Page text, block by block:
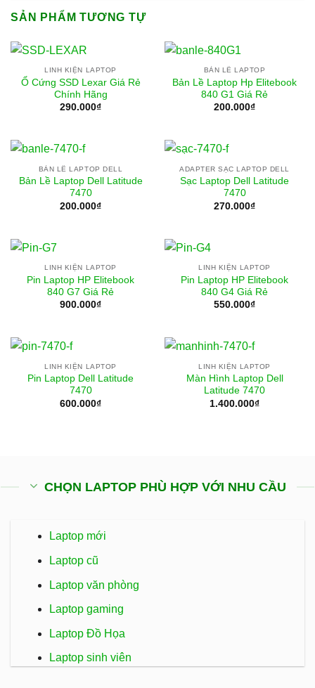
SẢN PHẨM TƯƠNG TỰ
LINH KIỆN LAPTOP
Ổ Cứng SSD Lexar Giá Rẻ
Chính Hãng
290.000₫
BẢN LỀ LAPTOP
Bản Lề Laptop Hp Elitebook
840 G1 Giá Rẻ
200.000₫
BẢN LỀ LAPTOP DELL
Bản Lề Laptop Dell Latitude
7470
200.000₫
ADAPTER SẠC LAPTOP DELL
Sạc Laptop Dell Latitude
7470
270.000₫
LINH KIỆN LAPTOP
Pin Laptop HP Elitebook
840 G7 Giá Rẻ
900.000₫
LINH KIỆN LAPTOP
Pin Laptop HP Elitebook
840 G4 Giá Rẻ
550.000₫
LINH KIỆN LAPTOP
Pin Laptop Dell Latitude
7470
600.000₫
LINH KIỆN LAPTOP
Màn Hình Laptop Dell
Latitude 7470
1.400.000₫
CHỌN LAPTOP PHÙ HỢP VỚI NHU CẦU
Laptop mới
Laptop cũ
Laptop văn phòng
Laptop gaming
Laptop Đồ Họa
Laptop sinh viên